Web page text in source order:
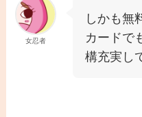
女忍者
しかも無
カードで
構充実し